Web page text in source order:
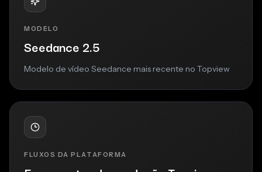
MODELO
Seedance 2.5
Modelo de vídeo Seedance mais recente no Topview
FLUXOS DA PLATAFORMA